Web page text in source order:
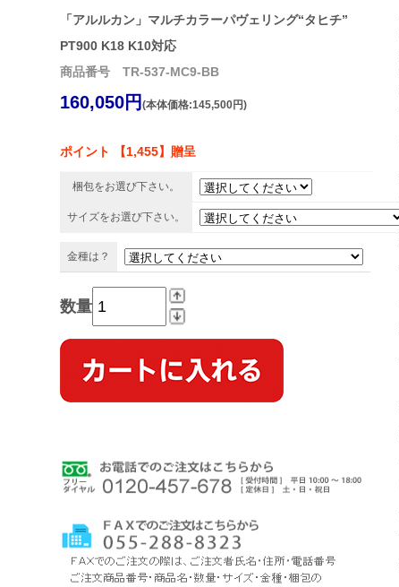
「アルルカン」マルチカラーパヴェリング“タヒチ”
PT900 K18 K10対応
商品番号 TR-537-MC9-BB
160,050円 (本体価格:145,500円)
ポイント 【1,455】贈呈
梱包をお選び下さい。
サイズをお選び下さい。
金種は？
数量